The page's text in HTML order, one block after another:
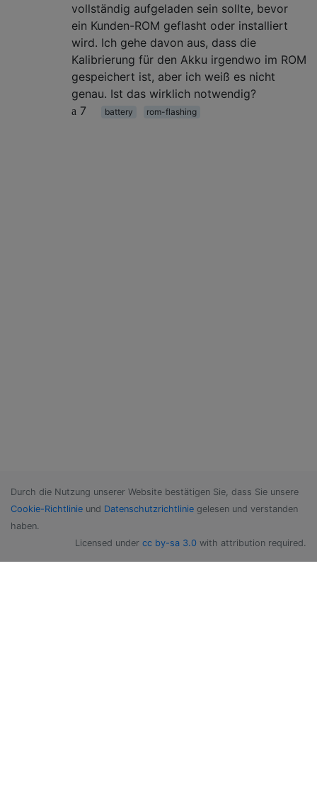
vollständig aufgeladen sein sollte, bevor
ein Kunden-ROM geflasht oder installiert
wird. Ich gehe davon aus, dass die
Kalibrierung für den Akku irgendwo im ROM
gespeichert ist, aber ich weiß es nicht
genau. Ist das wirklich notwendig?
7
battery rom-flashing
Durch die Nutzung unserer Website bestätigen Sie, dass Sie unsere
Cookie-Richtlinie und Datenschutzrichtlinie gelesen und verstanden
haben.
Licensed under cc by-sa 3.0 with attribution required.